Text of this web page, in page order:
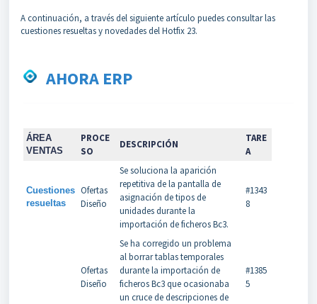
A continuación, a través del siguiente artículo puedes consultar las
cuestiones resueltas y novedades del Hotfix 23.
AHORA ERP
ÁREA
VENTAS
PROCE
SO
DESCRIPCIÓN
TARE
A
Cuestiones
resueltas
Ofertas
Diseño
Se soluciona la aparición
repetitiva de la pantalla de
asignación de tipos de
unidades durante la
importación de ficheros Bc3.
#1343
8
Ofertas
Diseño
Se ha corregido un problema
al borrar tablas temporales
durante la importación de
ficheros Bc3 que ocasionaba
un cruce de descripciones de
#1385
5